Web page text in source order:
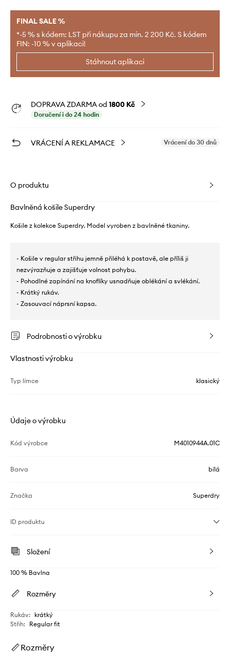
FINAL SALE %
*-5 % s kódem: LST při nákupu za min. 2 200 Kč. S kódem
FIN: -10 % v aplikaci!
Stáhnout aplikaci
DOPRAVA ZDARMA od 1800 Kč
Doručení i do 24 hodin
VRÁCENÍ A REKLAMACE Vrácení do 30 dnů
O produktu
Bavlněná košile Superdry
Košile z kolekce Superdry. Model vyroben z bavlněné tkaniny.
- Košile v regular střihu jemně přiléhá k postavě, ale příliš ji
nezvýrazňuje a zajišťuje volnost pohybu.
- Pohodlné zapínání na knoflíky usnadňuje oblékání a svlékání.
- Krátký rukáv.
- Zasouvací náprsní kapsa.
Podrobnosti o výrobku
Vlastnosti výrobku
Typ límce klasický
Údaje o výrobku
Kód výrobce M4010944A.01C
Barva bílá
Značka Superdry
ID produktu
Složení
100 % Bavlna
Rozměry
Rukáv: krátký
Střih: Regular fit
Rozměry